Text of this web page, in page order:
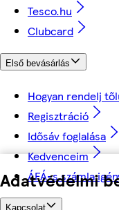
Adatvédelmi
Tesco.hu
Clubcard
Első bevásárlás
Hogyan rendelj
Regisztráció
Idősáv foglalása
Kedvenceim
ÁFÁ-s számla
Kapcsolat